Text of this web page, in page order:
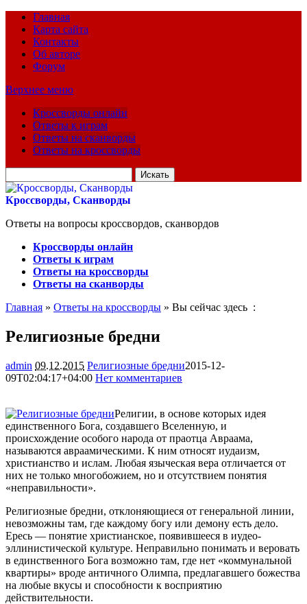
Главная
Карта сайта
Контакты
Об авторе
Форум
Верхнее меню
Кроссворды онлайн
Ответы к играм
Ответы на сканворды
Ответы на кроссворды
для:
Кроссворды, Сканворды
Ответы на вопросы кроссвордов, сканвордов
Кроссворды онлайн
Ответы к играм
Ответы на кроссворды
Ответы на сканворды
Главная » Ответы на кроссворды » Вы сейчас здесь :
Религиозные бредни
admin 09.12.2015 Религиозные бредни2015-12-
09T02:04:17+04:00 Нет комментариев
Религии, в основе которых идея
единственного Бога, создавшего Вселенную, и
происхождение особого народа от праотца Авраама,
называются авраамическими. К ним относят иудаизм,
христианство и ислам. Любая языческая вера отличается от
них не только многобожием, но и отсутствием понятия
«неправильности».
Религиозные бредни, отклоняющиеся от генеральной линии,
невозможны там, где каждому богу или демону есть дело.
Ересь — понятие христианское, появившееся в иудео-
эллинистической культуре. Неправильно понимать и веровать
в единственного Бога возможно там, где нет «коммунальной
квартиры» вроде античного Олимпа, предлагавшего божества
на любые вкусы и способности к восприятию
действительности.